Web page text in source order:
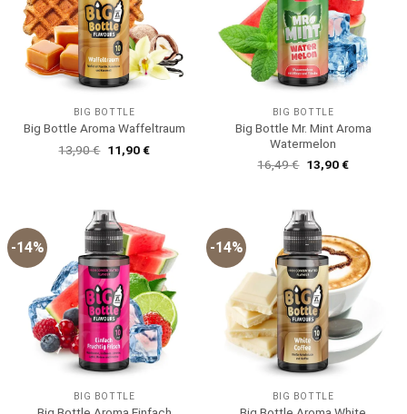
BIG BOTTLE
Big Bottle Aroma Waffeltraum
13,90€ Ursprünglicher
Preis
11,90€Aktueller
BIG BOTTLE
Big Bottle Mr. Mint Aroma
Watermelon
16,49€ Ursprünglicher
Preis
13,90€Aktueller
-14%
BIG BOTTLE
-14%
BIG BOTTLE